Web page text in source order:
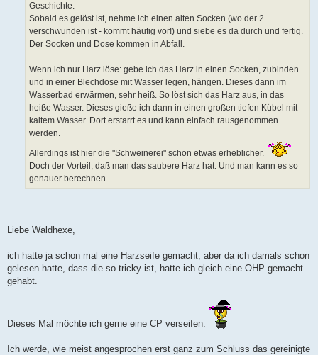
Geschichte.
Sobald es gelöst ist, nehme ich einen alten Socken (wo der 2.
verschwunden ist - kommt häufig vor!) und siebe es da durch und fertig.
Der Socken und Dose kommen in Abfall.
Wenn ich nur Harz löse: gebe ich das Harz in einen Socken, zubinden
und in einer Blechdose mit Wasser legen, hängen. Dieses dann im
Wasserbad erwärmen, sehr heiß. So löst sich das Harz aus, in das
heiße Wasser. Dieses gieße ich dann in einen großen tiefen Kübel mit
kaltem Wasser. Dort erstarrt es und kann einfach rausgenommen
werden.
Allerdings ist hier die "Schweinerei" schon etwas erheblicher.
Doch der Vorteil, daß man das saubere Harz hat. Und man kann es so
genauer berechnen.
Liebe Waldhexe,
ich hatte ja schon mal eine Harzseife gemacht, aber da ich damals schon
gelesen hatte, dass die so tricky ist, hatte ich gleich eine OHP gemacht
gehabt.
Dieses Mal möchte ich gerne eine CP verseifen.
Ich werde, wie meist angesprochen erst ganz zum Schluss das gereinigte